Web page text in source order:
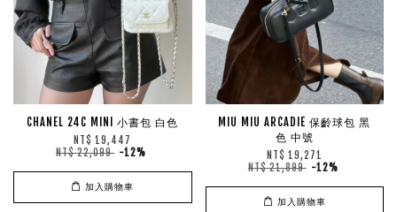
CHANEL 24C MINI 小書包 白色
NT$ 19,447
NT$ 22,099 -12%
加入購物車
MIU MIU ARCADIE 保齡球包 黑
色 中號
NT$ 19,271
NT$ 21,899 -12%
加入購物車